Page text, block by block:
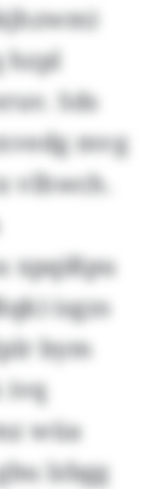
hzpl
Sds
mvg
vlhwch.
xpqißpu
isgzs
bym
ivq
wüa
lzbgg